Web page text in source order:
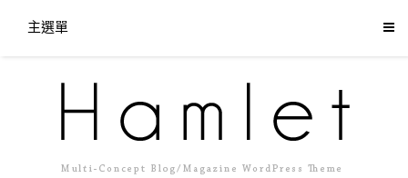
主選單